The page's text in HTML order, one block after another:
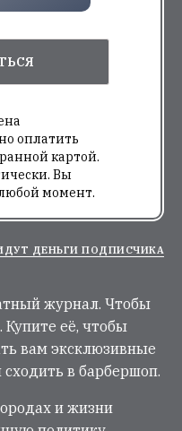
оплатить
картой.
Вы
момент.
ДЕНЬГИ ПОДПИСЧИКА
журнал. Чтобы
Купите её, чтобы
вам эксклюзивные
в барбершоп.
и жизни